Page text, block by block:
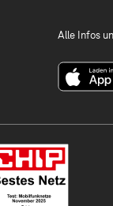
Alle Infos